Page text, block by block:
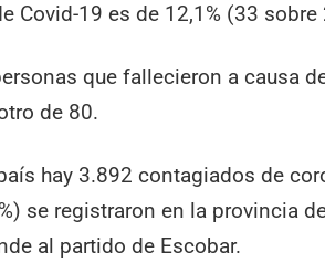
Covid-19 es de 12,1% (33 sobre
que fallecieron a causa
de 80.
hay 3.892 contagiados de
se registraron en la provincia
al partido de Escobar.